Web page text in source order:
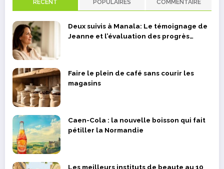
RÉCENT POPULAIRES COMMENTAIRE
Deux suivis à Manala: Le témoignage de
Jeanne et l’évaluation des progrès
Faire le plein de café sans courir les
magasins
Caen-Cola : la nouvelle boisson qui fait
pétiller la Normandie
Les meilleurs instituts de beaute au 10